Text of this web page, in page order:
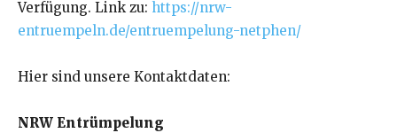
Verfügung. Link zu: https://nrw-
entruempeln.de/entruempelung-netphen/
Hier sind unsere Kontaktdaten:
NRW Entrümpelung